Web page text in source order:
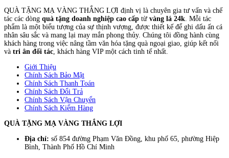
QUÀ TẶNG MẠ VÀNG THẮNG LỢI định vị là chuyên gia tư vấn và chế
tác các dòng quà tặng doanh nghiệp cao cấp từ vàng lá 24k. Mỗi tác
phẩm là một biểu tượng của sự thịnh vượng, được thiết kế để ghi dấu ấn cá
nhân sâu sắc và mang lại may mắn phong thủy. Chúng tôi đồng hành cùng
khách hàng trong việc nâng tầm văn hóa tặng quà ngoại giao, giúp kết nối
và tri ân đối tác, khách hàng VIP một cách tinh tế nhất.
Giới Thiệu
Chính Sách Bảo Mật
Chính Sách Thanh Toán
Chính Sách Đổi Trả
Chính Sách Vận Chuyển
Chính Sách Kiểm Hàng
QUÀ TẶNG MẠ VÀNG THẮNG LỢI
Địa chỉ: số 854 đường Phạm Văn Đồng, khu phố 65, phường Hiệp
Bình, Thành Phố Hồ Chí Minh